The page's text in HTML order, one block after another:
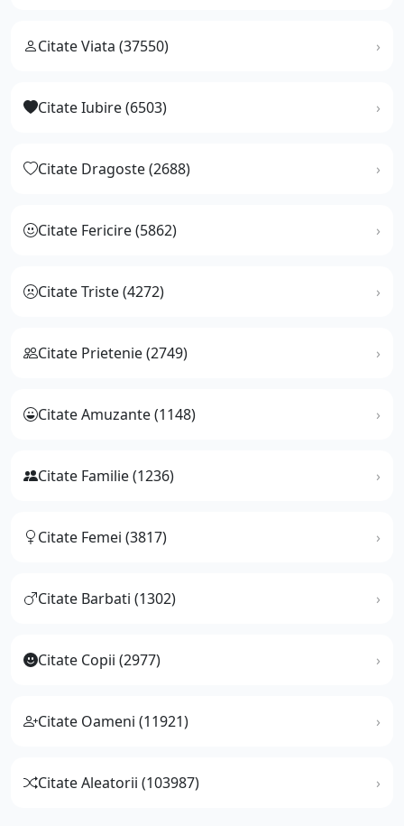
Citate Viata (37550)
Citate Iubire (6503)
Citate Dragoste (2688)
Citate Fericire (5862)
Citate Triste (4272)
Citate Prietenie (2749)
Citate Amuzante (1148)
Citate Familie (1236)
Citate Femei (3817)
Citate Barbati (1302)
Citate Copii (2977)
Citate Oameni (11921)
Citate Aleatorii (103987)